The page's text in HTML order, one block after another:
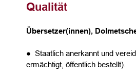
Qualität
Übersetzer(innen),
● Staatlich anerkannt und
ermächtigt, öffentlich bestellt).